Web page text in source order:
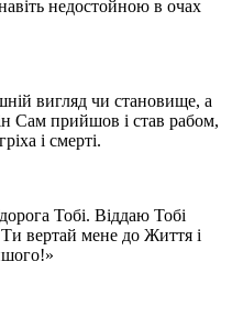
недостойною в очах
вигляд чи становище, а
Сам прийшов і став рабом,
і смерті.
Тобі. Віддаю Тобі
вертай мене до Життя і